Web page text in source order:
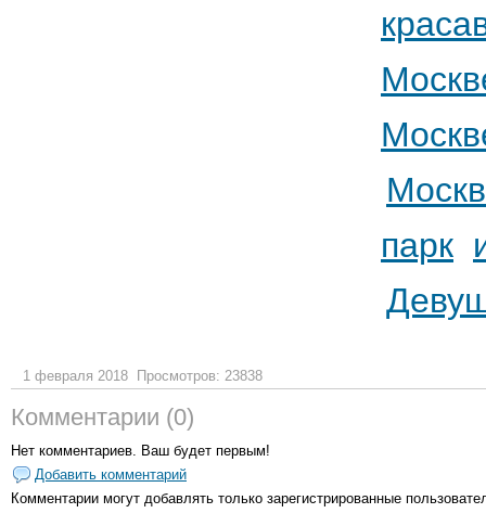
парк
1 февраля 2018 Просмотров: 23838
Комментарии (0)
Нет комментариев. Ваш будет первым!
Добавить комментарий
Комментарии могут добавлять только зарегистрированные